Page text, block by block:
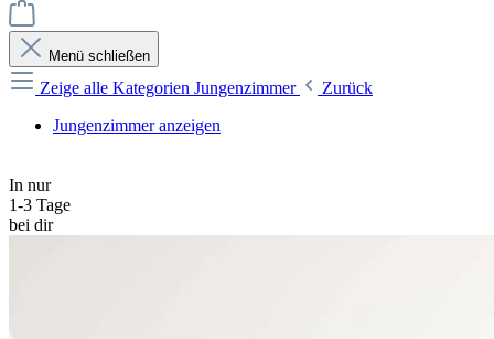
Menü schließen
Zeige alle Kategorien Jungenzimmer
Zurück
Jungenzimmer anzeigen
In nur
1-3 Tage
bei dir